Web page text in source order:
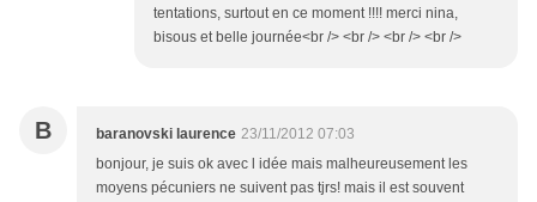
tentations, surtout en ce moment !!!! merci nina,
bisous et belle journée<br /> <br /> <br /> <br />
B baranovski laurence 23/11/2012 07:03
bonjour, je suis ok avec l idée mais malheureusement les
moyens pécuniers ne suivent pas tjrs! mais il est souvent